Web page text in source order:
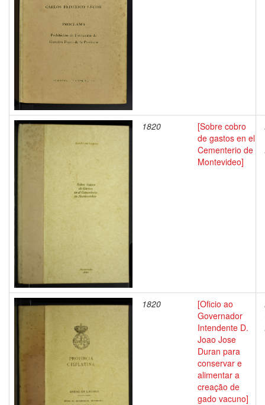
1820
[Sobre cobro
de gastos en el
Cementerio de
Montevideo]
1820
[Oficio ao
Governador
Intendente D.
Joao Jose
Duran para
conservar e
alimentar a
creação de
gado vacuno]